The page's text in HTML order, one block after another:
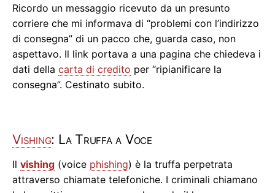
Ricordo un messaggio ricevuto da un presunto
corriere che mi informava di “problemi con l’indirizzo
di consegna” di un pacco che, guarda caso, non
aspettavo. Il link portava a una pagina che chiedeva i
dati della carta di credito per “ripianificare la
consegna”. Cestinato subito.
Vishing: La Truffa a Voce
Il vishing (voice phishing) è la truffa perpetrata
attraverso chiamate telefoniche. I criminali chiamano